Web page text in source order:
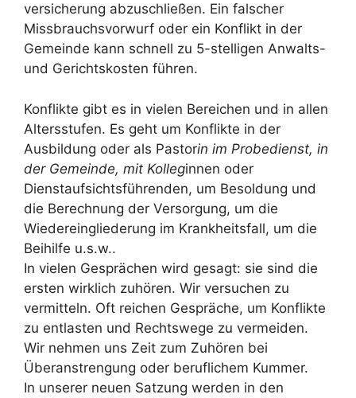
versicherung abzuschließen. Ein falscher
Missbrauchsvorwurf oder ein Konflikt in der
Gemeinde kann schnell zu 5-stelligen Anwalts-
und Gerichtskosten führen.
Konflikte gibt es in vielen Bereichen und in allen
Altersstufen. Es geht um Konflikte in der
Ausbildung oder als Pastorin im Probedienst, in
der Gemeinde, mit Kolleginnen oder
Dienstaufsichtsführenden, um Besoldung und
die Berechnung der Versorgung, um die
Wiedereingliederung im Krankheitsfall, um die
Beihilfe u.s.w..
In vielen Gesprächen wird gesagt: sie sind die
ersten wirklich zuhören. Wir versuchen zu
vermitteln. Oft reichen Gespräche, um Konflikte
zu entlasten und Rechtswege zu vermeiden.
Wir nehmen uns Zeit zum Zuhören bei
Überanstrengung oder beruflichem Kummer.
In unserer neuen Satzung werden in den